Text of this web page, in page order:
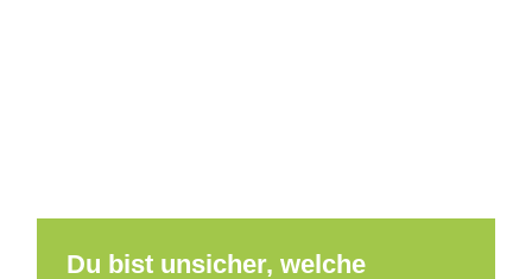
Du bist unsicher, welche